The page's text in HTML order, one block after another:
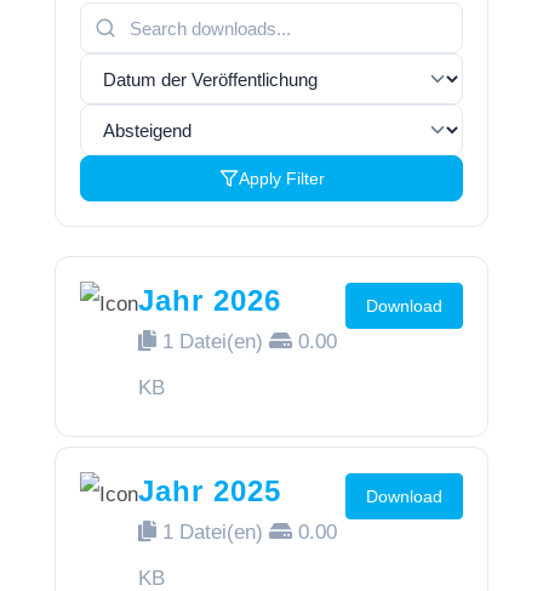
Apply Filter
Jahr 2026
1 Datei(en)
0.00
KB
Download
Jahr 2025
1 Datei(en)
0.00
KB
Download